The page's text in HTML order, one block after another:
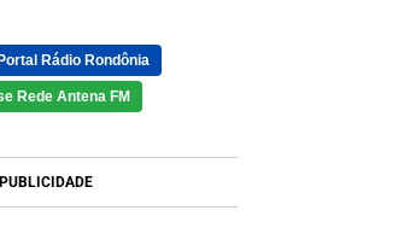
Rádio Rondônia
Rede Antena FM
PUBLICIDADE